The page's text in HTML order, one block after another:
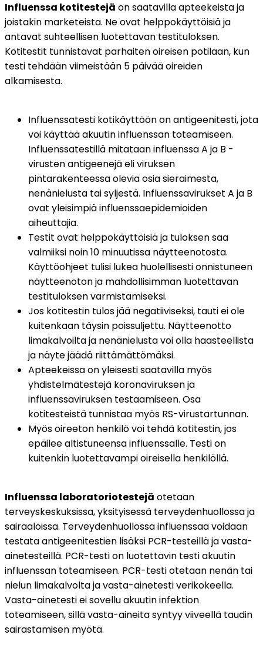
Influenssa kotitestejä on saatavilla apteekeista ja
joistakin marketeista. Ne ovat helppokäyttöisiä ja
antavat suhteellisen luotettavan testituloksen.
Kotitestit tunnistavat parhaiten oireisen potilaan, kun
testi tehdään viimeistään 5 päivää oireiden
alkamisesta.
Influenssatesti kotikäyttöön on antigeenitesti, jota
voi käyttää akuutin influenssan toteamiseen.
Influenssatestillä mitataan influenssa A ja B -
virusten antigeenejä eli viruksen
pintarakenteessa olevia osia sieraimesta,
nenänielusta tai syljestä. Influenssavirukset A ja B
ovat yleisimpiä influenssaepidemioiden
aiheuttajia.
Testit ovat helppokäyttöisiä ja tuloksen saa
valmiiksi noin 10 minuutissa näytteenotosta.
Käyttöohjeet tulisi lukea huolellisesti onnistuneen
näytteenoton ja mahdollisimman luotettavan
testituloksen varmistamiseksi.
Jos kotitestin tulos jää negatiiviseksi, tauti ei ole
kuitenkaan täysin poissuljettu. Näytteenotto
limakalvoilta ja nenänielusta voi olla haasteellista
ja näyte jäädä riittämättömäksi.
Apteekeissa on yleisesti saatavilla myös
yhdistelmätestejä koronaviruksen ja
influenssaviruksen testaamiseen. Osa
kotitesteistä tunnistaa myös RS-virustartunnan.
Myös oireeton henkilö voi tehdä kotitestin, jos
epäilee altistuneensa influenssalle. Testi on
kuitenkin luotettavampi oireisella henkilöllä.
Influenssa laboratoriotestejä otetaan
terveyskeskuksissa, yksityisessä terveydenhuollossa ja
sairaaloissa. Terveydenhuollossa influenssaa voidaan
testata antigeenitestien lisäksi PCR-testeillä ja vasta-
ainetesteillä. PCR-testi on luotettavin testi akuutin
influenssan toteamiseen. PCR-testi otetaan nenän tai
nielun limakalvolta ja vasta-ainetesti verikokeella.
Vasta-ainetesti ei sovellu akuutin infektion
toteamiseen, sillä vasta-aineita syntyy viiveellä taudin
sairastamisen myötä.